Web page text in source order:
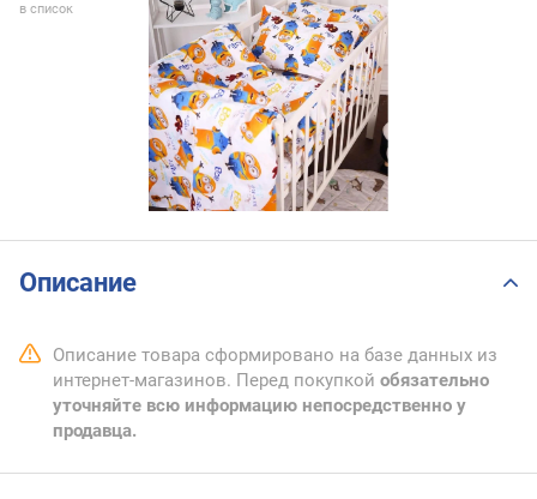
в список
Описание
Описание товара сформировано на базе данных из
интернет-магазинов. Перед покупкой обязательно
уточняйте всю информацию непосредственно у
продавца.